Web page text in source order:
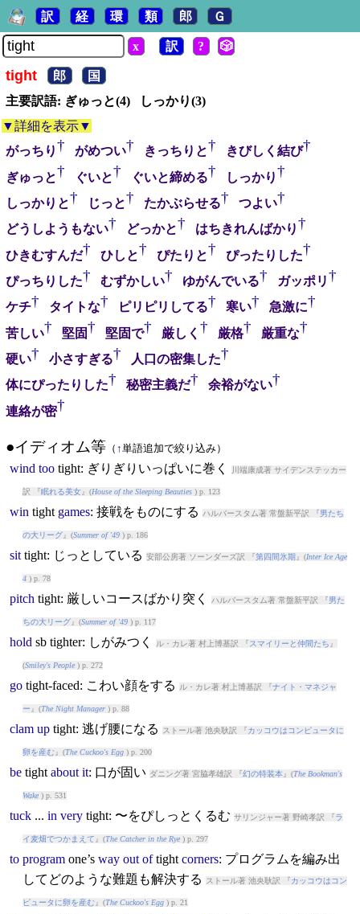
訳 経 環 類 郎 Ｇ
x 訳 ? 🎲
tight 郎
国
主要訳語: ぎゅっと(4) しっかり(3)
▼詳細を表示▼
がっちり† がめつい† きっちりと† きびしく結び†
ぎゅっと† ぐいと† ぐいと締める† しっかり†
しっかりと† じっと† たかぶらせる† つよい†
どうしようもない† どっかと† はちきれんばかり†
ひきむすんだ† ひしと† ぴたりと† ぴったりした†
ぴっちりした† むずかしい† ゆがんでいる† ガッポリ†
ケチ† タイトな† ピリピリしてる† 寒い† 急激に†
苦しい† 堅固† 堅固で† 厳しく † 厳格† 厳重な†
硬い† 小さすぎる† 人口の密集した†
体にぴったりした† 秘密主義だ† 余裕がない†
連絡が密†
●イディオム等（ ↑単語追加で絞り込み）
wind too tight: ぎりぎりいっぱいに巻く 川端康成著 サイデンステッカー
訳 『眠れる美女』(House of the Sleeping Beauties) p. 123
win tight games: 接戦をものにする ハルバースタム著 常盤新平訳 『男たち
の大リーグ』(Summer of '49) p. 186
sit tight: じっとしている 安部公房著 ソーンダーズ訳 『第四間氷期 』(Inter Ice Age
4) p. 78
pitch tight: 厳しいコースばかり突く ハルバースタム著 常盤新平訳 『男た
ちの大リーグ』(Summer of '49) p. 117
hold sb tighter: しがみつく ル・カレ著 村上博基訳 『スマイリーと仲間たち 』
(Smiley's People) p. 272
go tight-faced: こわい顔をする ル・カレ著 村上博基訳 『ナイト・マネジャ
ー 』(The Night Manager) p. 88
clam up tight: 逃げ腰になる ストール著 池央耿訳 『カッコウはコンピュータに
卵を産む』(The Cuckoo's Egg) p. 200
be tight about it: 口が固い ダニング著 宮脇孝雄訳 『幻の特装本』(The Bookman's
Wake) p. 531
tuck... in very tight: 〜をぴしっとくるむ サリンジャー著 野崎孝訳 『ラ
イ麦畑でつかまえて 』(The Catcher in the Rye) p. 297
to programone’s way out of tight corners: プログラムを編み出
してどのような難題も解決する
ストール著 池央耿訳 『カッコウはコン
ピュータに卵を産む』(The Cuckoo's Egg) p. 21